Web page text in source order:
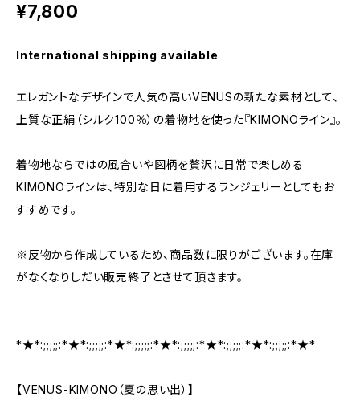
¥7,800
International shipping available
エレガントなデザインで人気の高いVENUSの新たな素材として、
上質な正絹（シルク100％）の着物地を使った『KIMONOライン』。
着物地ならではの風合いや図柄を贅沢に日常で楽しめる
KIMONOラインは、特別な日に着用するランジェリーとしてもお
すすめです。
※反物から作成しているため、商品数に限りがございます。在庫
がなくなりしだい販売終了とさせて頂きます。
*★*:;;;;;:*★*:;;;;;:*★*:;;;;;:*★*:;;;;;:*★*:;;;;;:*★*:;;;;;:*★*
【VENUS-KIMONO（夏の思い出）】